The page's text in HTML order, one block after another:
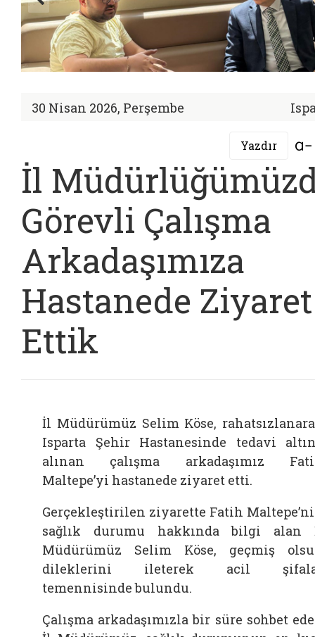
30 Nisan 2026, Perşembe
Yazdır
İl
Görevli Çalışma
Arkadaşımıza
Hastanede Ziyaret
Ettik
İl Müdürümüz Selim Köse,
Isparta Şehir Hastanesinde tedavi
alınan çalışma arkadaşımız
Maltepe’yi hastanede ziyaret etti.
Gerçekleştirilen ziyarette Fatih
sağlık durumu hakkında bilgi alan
Müdürümüz Selim Köse, geçmiş
dileklerini ileterek acil
temennisinde bulundu.
Çalışma arkadaşımızla bir süre sohbet